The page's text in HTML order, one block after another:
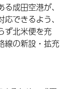
成田空港が、
できるよう、
ず北米便を充
線の新設・拡充